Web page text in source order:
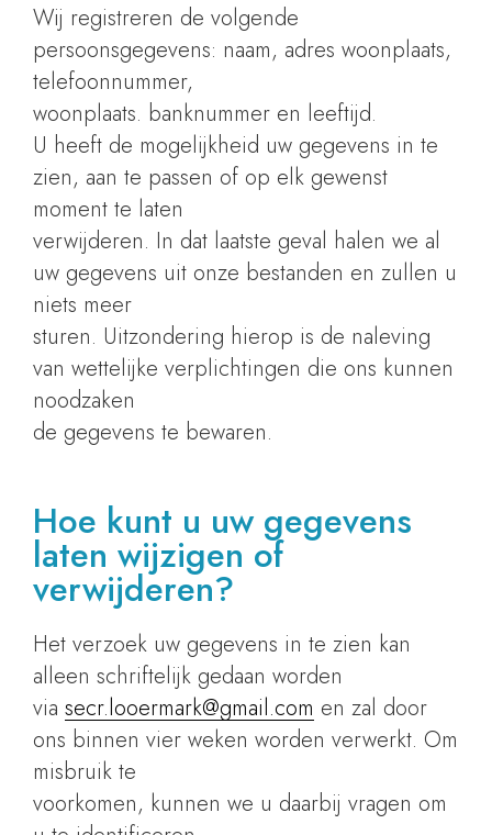
Wij registreren de volgende
persoonsgegevens: naam, adres woonplaats,
telefoonnummer,
woonplaats. banknummer en leeftijd.
U heeft de mogelijkheid uw gegevens in te
zien, aan te passen of op elk gewenst
moment te laten
verwijderen. In dat laatste geval halen we al
uw gegevens uit onze bestanden en zullen u
niets meer
sturen. Uitzondering hierop is de naleving
van wettelijke verplichtingen die ons kunnen
noodzaken
de gegevens te bewaren.
Hoe kunt u uw gegevens
laten wijzigen of
verwijderen?
Het verzoek uw gegevens in te zien kan
alleen schriftelijk gedaan worden
via secr.looermark@gmail.com en zal door
ons binnen vier weken worden verwerkt. Om
misbruik te
voorkomen, kunnen we u daarbij vragen om